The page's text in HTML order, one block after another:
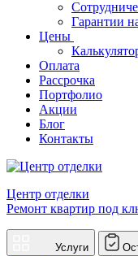
Гарантии
Цены
Оплата
Рассрочка
Портфолио
Акции
Блог
Контакты
Центр отделки
Ремонт квартир под
Услуги